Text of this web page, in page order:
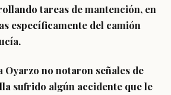
tareas de mantención, en
específicamente del camión
Oyarzo no notaron señales de
sufrido algún accidente que le